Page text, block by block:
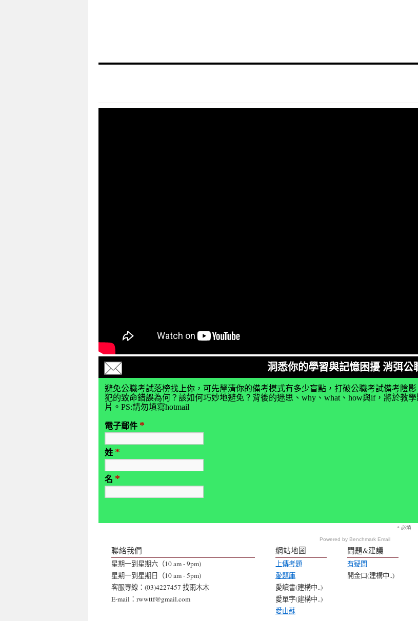
洞悉你的學習與記憶困擾 消弭公
避免公職考試落榜找上你，可先釐清你的備考模式有多少盲點，打破公職考試備考陰
犯的致命錯誤為何？該如何巧妙地避免？背後的迷思、why、what、how與if，將於教
片。PS:請勿填寫hotmail
電子郵件 *
姓 *
名 *
* 必填
Powered by Benchmark Email
聯絡我們
星期一到星期六（10 am - 9pm)
星期一到星期日（10 am - 5pm)
客服專線：(03)4227457 找雨木木
E-mail：rwwttf@gmail.com
網站地圖
上傳考題
愛題庫
愛讀書(建構中..)
愛單字(建構中..)
愛山蘇
問題&建議
有疑問
開金口(建構中..)